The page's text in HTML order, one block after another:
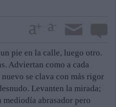
pie en la calle, luego otro.
Adviertan como a cada
se clava con más rigor
Levanten la mirada;
abrasador pero